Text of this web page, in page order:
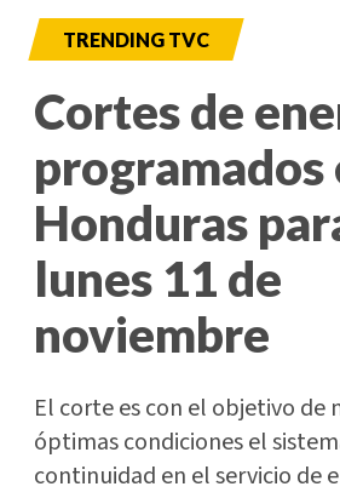
TRENDING TVC
Cortes de
programados
Honduras
lunes 11 de
noviembre
El corte es con el objetivo de
óptimas condiciones el
continuidad en el servicio de